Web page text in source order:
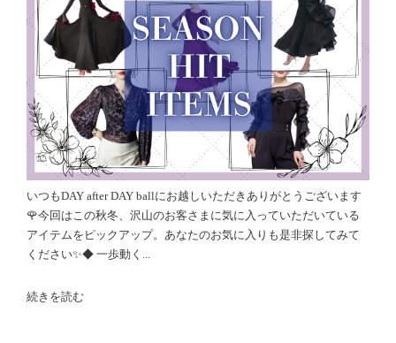
いつもDAY after DAY ballにお越しいただきありがとうございます
🌹今回はこの秋冬、沢山のお客さまに気に入っていただいている
アイテムをピックアップ。あなたのお気に入りも是非探してみて
ください✨◆ 一歩動く...
続きを読む